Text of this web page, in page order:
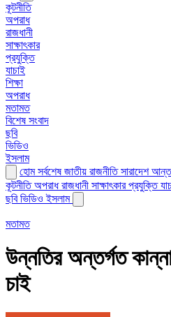
কূটনীতি
অপরাধ
রাজধানী
সাক্ষাৎকার
প্রযুক্তি
যাচাই
শিক্ষা
অপরাধ
মতামত
বিশেষ সংবাদ
ছবি
ভিডিও
ইসলাম
হোমসর্বশেষজাতীয় রাজনীতিসারাদেশ
কূটনীতিঅপরাধরাজধানী সাক্ষাৎকারপ্রযুক্তি
ছবিভিডিওইসলাম
মতামত
উন্নতির অন্তর্গত
চাই